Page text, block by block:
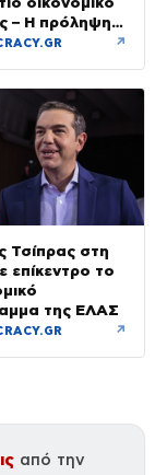
– Η πρόληψη
λιγότερο από
↗
Τσίπρας στη
επίκεντρο το
της ΕΛΑΣ
↗
από την